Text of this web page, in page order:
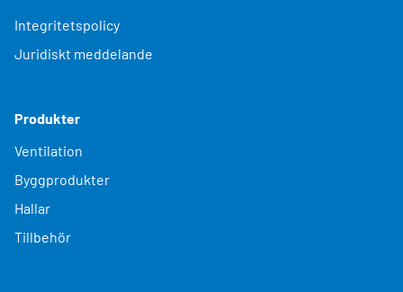
Integritetspolicy
Juridiskt meddelande
Produkter
Ventilation
Byggprodukter
Hallar
Tillbehör